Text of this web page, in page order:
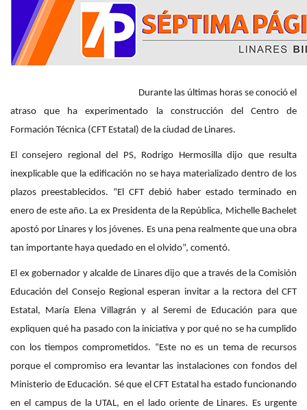
Durante las últimas horas se conoció el
atraso que ha experimentado la construcción del Centro de
Formación Técnica (CFT Estatal) de la ciudad de Linares.
El consejero regional del PS, Rodrigo Hermosilla dijo que resulta
inexplicable que la edificación no se haya materializado dentro de los
plazos preestablecidos. “El CFT debió haber estado terminado en
enero de este año. La ex Presidenta de la República, Michelle Bachelet
apostó por Linares y los jóvenes. Es una pena realmente que una obra
tan importante haya quedado en el olvido”, comentó.
El ex gobernador y alcalde de Linares dijo que a través de la Comisión
Educación del Consejo Regional esperan invitar a la rectora del CFT
Estatal, María Elena Villagrán y al Seremi de Educación para que
expliquen qué ha pasado con la iniciativa y por qué no se ha cumplido
con los tiempos comprometidos. “Este no es un tema de recursos
porque el compromiso era levantar las instalaciones con fondos del
Ministerio de Educación. Sé que el CFT Estatal ha estado funcionando
en el campus de la UTAL, en el lado oriente de Linares. Es urgente